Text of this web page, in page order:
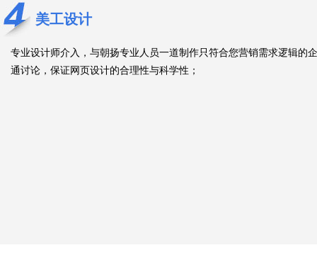
美工设计
专业设计师介入，与朝扬专业人员一道制作只符合您营销需求逻辑的
通讨论，保证网页设计的合理性与科学性；